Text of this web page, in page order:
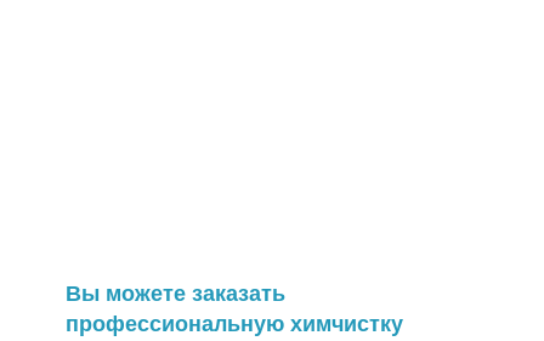
Вы можете заказать
профессиональную химчистку